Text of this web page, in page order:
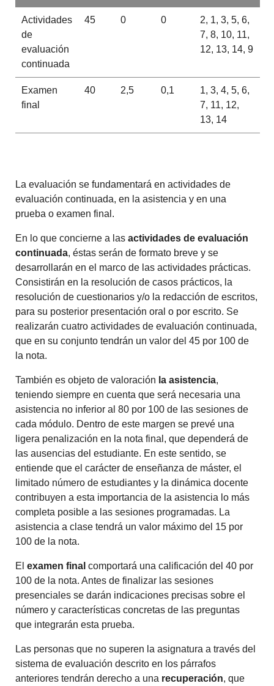
Actividades
de
evaluación
continuada
45 0 0
2, 1, 3, 5, 6,
7, 8, 10, 11,
12, 13, 14, 9
Examen
final
40 2,5 0,1
1, 3, 4, 5, 6,
7, 11, 12,
13, 14
La evaluación se fundamentará en actividades de
evaluación continuada, en la asistencia y en una
prueba o examen final.
En lo que concierne a lasactividades de evaluación
continuada, éstas serán de formato breve y se
desarrollarán en el marco de las actividades prácticas.
Consistirán en la resolución de casos prácticos, la
resolución de cuestionarios y/o la redacción de escritos,
para su posterior presentación oral o por escrito. Se
realizarán cuatro actividades de evaluación continuada,
que en su conjunto tendrán un valor del 45 por 100 de
la nota.
También es objeto de valoración la asistencia,
teniendo siempre en cuenta que será necesaria una
asistencia no inferior al 80 por 100 de las sesiones de
cada módulo. Dentro de este margen se prevé una
ligera penalización en la nota final, que dependerá de
las ausencias del estudiante. En este sentido, se
entiende que el carácter de enseñanza de máster, el
limitado número de estudiantes y la dinámica docente
contribuyen a esta importancia de la asistencia lo más
completa posible a las sesiones programadas. La
asistencia a clase tendrá un valor máximo del 15 por
100 de la nota.
Elexamen final comportará una calificación del 40 por
100 de la nota. Antes de finalizar las sesiones
presenciales se darán indicaciones precisas sobre el
número y características concretas de las preguntas
que integrarán esta prueba.
Las personas que no superen la asignatura a través del
sistema de evaluación descrito en los párrafos
anteriores tendrán derecho a una recuperación, que